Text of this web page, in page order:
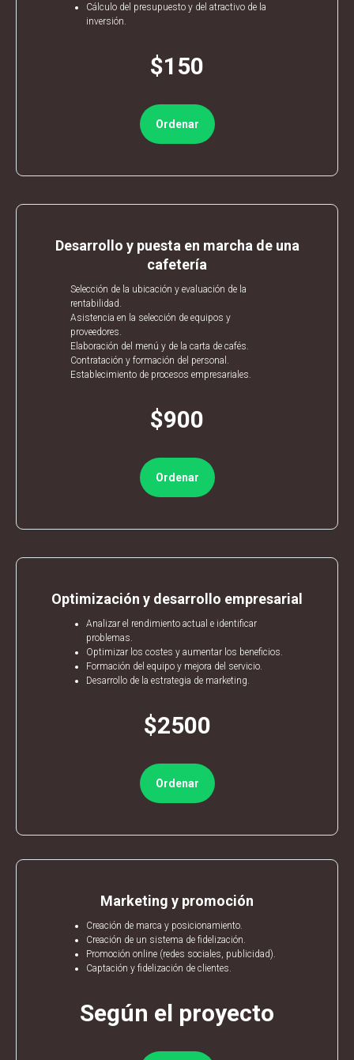
Cálculo del presupuesto y del atractivo de la
inversión.
$150
Ordenar
Desarrollo y puesta en marcha de una
cafetería
Selección de la ubicación y evaluación de la
rentabilidad.
Asistencia en la selección de equipos y
proveedores.
Elaboración del menú y de la carta de cafés.
Contratación y formación del personal.
Establecimiento de procesos empresariales.
$900
Ordenar
Optimización y desarrollo empresarial
Analizar el rendimiento actual e identificar
problemas.
Optimizar los costes y aumentar los beneficios.
Formación del equipo y mejora del servicio.
Desarrollo de la estrategia de marketing.
$2500
Ordenar
Marketing y promoción
Creación de marca y posicionamiento.
Creación de un sistema de fidelización.
Promoción online (redes sociales, publicidad).
Captación y fidelización de clientes.
Según el proyecto